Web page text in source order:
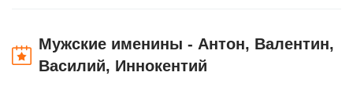
Мужские именины - Антон, Валентин,
Василий, Иннокентий